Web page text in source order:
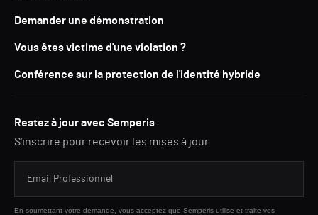
Demander une démonstration
Vous êtes victime d'une violation ?
Conférence sur la protection de l'identité hybride
Restez à jour avec Semperis
S'inscrire pour recevoir les mises à jour.
En soumettant votre demande, vous acceptez que Semperis utilise et traite vos